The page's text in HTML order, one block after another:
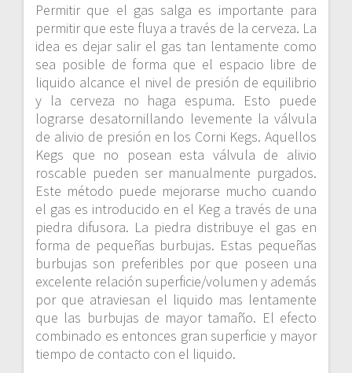
Permitir que el gas salga es importante para
permitir que este fluya a través de la cerveza. La
idea es dejar salir el gas tan lentamente como
sea posible de forma que el espacio libre de
liquido alcance el nivel de presión de equilibrio
y la cerveza no haga espuma. Esto puede
lograrse desatornillando levemente la válvula
de alivio de presión en los Corni Kegs. Aquellos
Kegs que no posean esta válvula de alivio
roscable pueden ser manualmente purgados.
Este método puede mejorarse mucho cuando
el gas es introducido en el Keg a través de una
piedra difusora. La piedra distribuye el gas en
forma de pequeñas burbujas. Estas pequeñas
burbujas son preferibles por que poseen una
excelente relación superficie/volumen y además
por que atraviesan el liquido mas lentamente
que las burbujas de mayor tamaño. El efecto
combinado es entonces gran superficie y mayor
tiempo de contacto con el liquido.